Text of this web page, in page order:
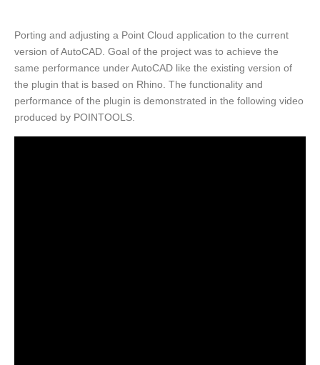
Porting and adjusting a Point Cloud application to the current
version of AutoCAD. Goal of the project was to achieve the
same performance under AutoCAD like the existing version of
the plugin that is based on Rhino. The functionality and
performance of the plugin is demonstrated in the following video
produced by POINTOOLS.